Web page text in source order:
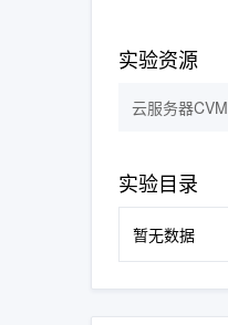
实验资源
云服务器CVM
实验目录
暂无数据